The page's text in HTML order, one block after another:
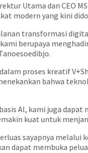
Utama dan CEO
modern yang kini
transformasi
berupaya
proses kreatif
bahwa
AI, kami juga
kuat untuk
sayapnya
dapat membuka